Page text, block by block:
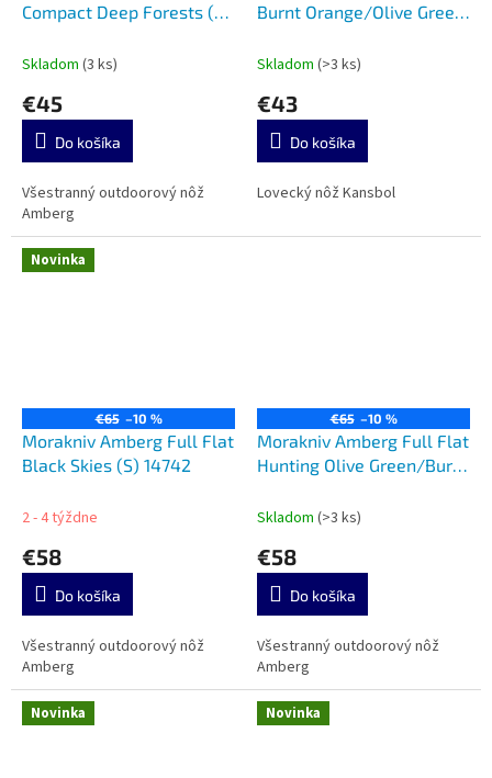
Compact Deep Forests (S)
Skladom (3 ks)
€45
Do košíka
Všestranný outdoorový nôž
Amberg
Burnt Orange/Olive Green
Skladom (>3 ks)
€43
Do košíka
Lovecký nôž Kansbol
Novinka
€65 –10 %
Morakniv Amberg Full Flat
Black Skies (S) 14742
2 - 4 týždne
€58
Do košíka
Všestranný outdoorový nôž
Amberg
€65 –10 %
Morakniv Amberg Full Flat
Hunting Olive Green/Burnt
Skladom (>3 ks)
€58
Do košíka
Všestranný outdoorový nôž
Amberg
Novinka Novinka